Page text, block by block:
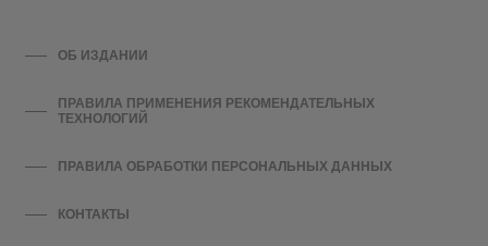
ОБ ИЗДАНИИ
ПРАВИЛА ПРИМЕНЕНИЯ РЕКОМЕНДАТЕЛЬНЫХ
ТЕХНОЛОГИЙ
ПРАВИЛА ОБРАБОТКИ ПЕРСОНАЛЬНЫХ ДАННЫХ
КОНТАКТЫ